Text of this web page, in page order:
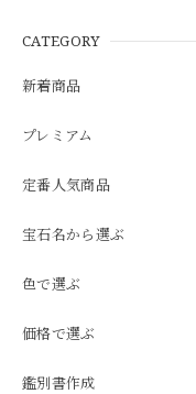
CATEGORY
新着商品
プレミアム
定番人気商品
宝石名から選ぶ
色で選ぶ
価格で選ぶ
鑑別書作成